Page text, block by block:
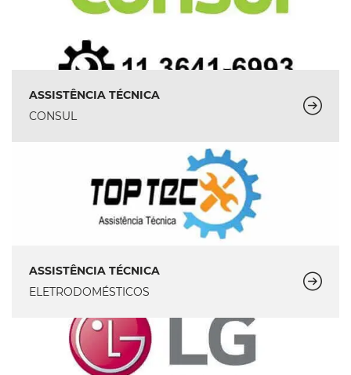
ASSISTÊNCIA TÉCNICA
CONSUL
ASSISTÊNCIA TÉCNICA
ELETRODOMÉSTICOS